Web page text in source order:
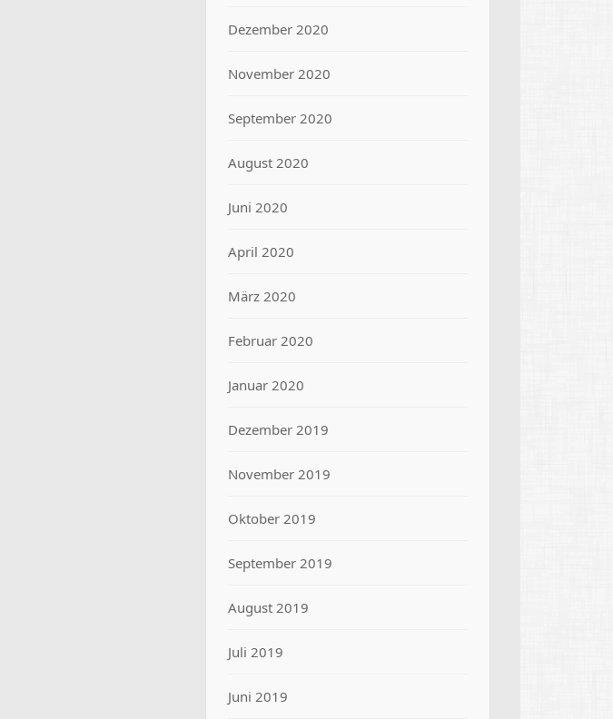
Dezember 2020
November 2020
September 2020
August 2020
Juni 2020
April 2020
März 2020
Februar 2020
Januar 2020
Dezember 2019
November 2019
Oktober 2019
September 2019
August 2019
Juli 2019
Juni 2019